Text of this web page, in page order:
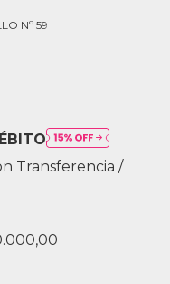
Nº 59
Transferencia /